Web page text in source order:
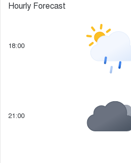
Hourly Forecast
18:00
21:00